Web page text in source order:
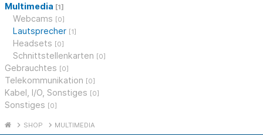
Multimedia [1]
Webcams [0]
Lautsprecher [1]
Headsets [0]
Schnittstellenkarten [0]
Gebrauchtes [0]
Telekommunikation [0]
Kabel, I/O, Sonstiges [0]
Sonstiges [0]
SHOP MULTIMEDIA